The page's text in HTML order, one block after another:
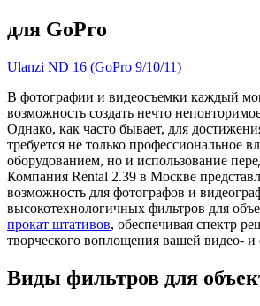
для GoPro
Ulanzi ND 16 (GoPro 9/10/11)
В фотографии и видеосъемки каждый
возможность создать нечто
Однако, как часто бывает, для
требуется не только профессиональное
оборудованием, но и использование
Компания Rental 2.39 в Москве
возможность для фотографов и
высокотехнологичных фильтров для
прокат штативов, обеспечивая спектр
творческого воплощения вашей видео- и
Виды фильтров для